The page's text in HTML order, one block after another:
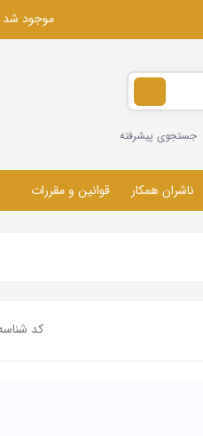
موجود شد
جستجوی پیشرفته
ناشران همکار قوانین و مقررات
کد